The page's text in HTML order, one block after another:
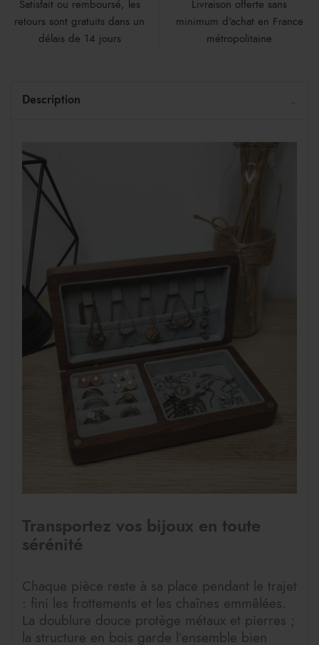
Satisfait ou remboursé, les
retours sont gratuits dans un
délais de 14 jours
Livraison offerte sans
minimum d'achat en France
métropolitaine
Description
Transportez vos bijoux en toute
sérénité
Chaque pièce reste à sa place pendant le trajet
: fini les frottements et les chaînes emmêlées.
La doublure douce protège métaux et pierres ;
la structure en bois garde l’ensemble bien